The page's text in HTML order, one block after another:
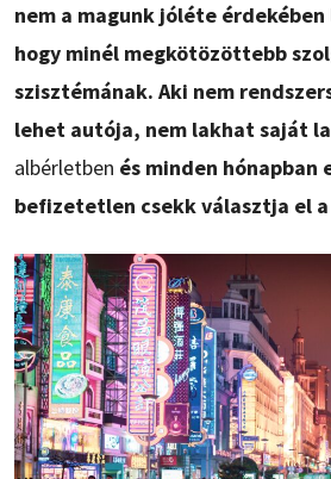
nem a magunk jóléte
hogy minél megkötözöttebb
szisztémának. Aki nem
lehet autója, nem lakhat saját
albérletben és minden hónapban
befizetetlen csekk választja el